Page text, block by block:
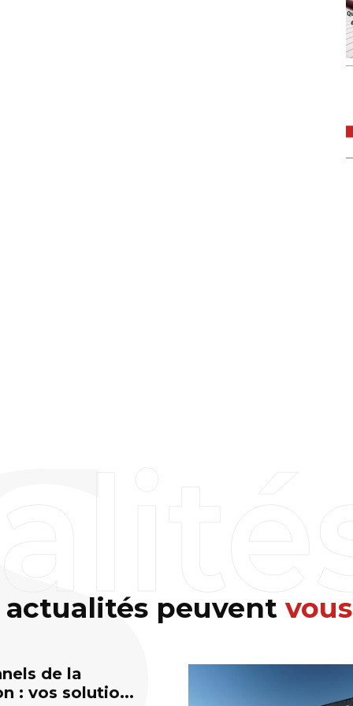
actualités peuvent
de la
: vos solutio...